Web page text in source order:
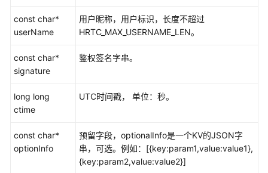
（SLA）
皮
书
源
const char*
userName
用户昵称，用户标识，长度不超过
HRTC_MAX_USERNAME_LEN。
const char*
signature
鉴权签名字串。
long long
ctime
UTC时间戳， 单位：秒。
const char*
optionInfo
预留字段，optionalInfo是一个KV的JSON字
串，可选。例如：[{key:param1,value:value1},
{key:param2,value:value2}]